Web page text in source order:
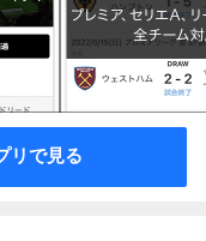
リで見る